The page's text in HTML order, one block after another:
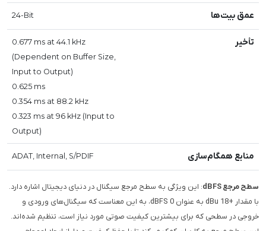
عمق بیت‌ها 24-Bit
تأخیر
0.677 ms at 44.1 kHz
(Dependent on Buffer Size,
Input to Output)
0.625 ms
0.354 ms at 88.2 kHz
0.323 ms at 96 kHz (Input to
Output)
منابع همگام‌سازی ADAT, Internal, S/PDIF
سطح مرجع dBFS
: این ویژگی به سطح مرجع سیگنال در دنیای دیجیتال اشاره دارد.
با مقدار +18 dBu به عنوان 0 dBFS، به این معناست که سیگنال‌های ورودی و
خروجی در سطحی که برای بیشترین کیفیت صوتی مورد نیاز است، تنظیم شده‌اند.